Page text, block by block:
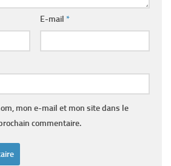
E-mail *
mon e-mail et mon site dans le
commentaire.